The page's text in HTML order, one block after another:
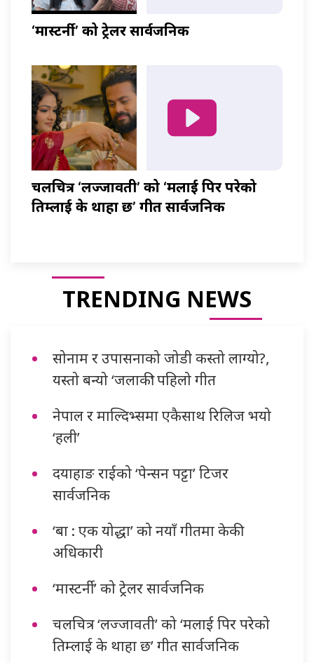
‘मास्टर्नी’ को ट्रेलर सार्वजनिक
चलचित्र ‘लज्जावती’ को ‘मलाई पिर परेको
तिम्लाई के थाहा छ’ गीत सार्वजनिक
TRENDING NEWS
सोनाम र उपासनाको जोडी कस्तो लाग्यो?,
यस्तो बन्यो ‘जलाकी’ पहिलो गीत
नेपाल र माल्दिभ्समा एकैसाथ रिलिज भयो
‘हली’
दयाहाङ राईको ‘पेन्सन पट्टा’ टिजर
सार्वजनिक
‘बा : एक योद्धा’ को नयाँ गीतमा केकी
अधिकारी
‘मास्टर्नी’ को ट्रेलर सार्वजनिक
चलचित्र ‘लज्जावती’ को ‘मलाई पिर परेको
तिम्लाई के थाहा छ’ गीत सार्वजनिक